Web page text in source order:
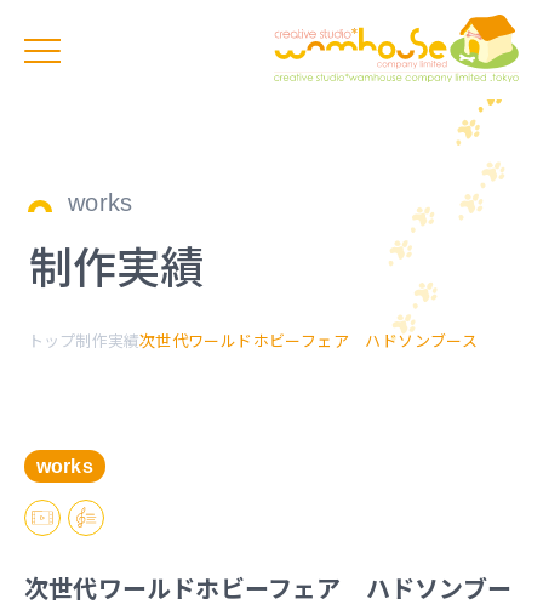
works
制作実績
トップ制作実績次世代ワールドホビーフェア ハドソンブース
works
次世代ワールドホビーフェア ハドソンブー